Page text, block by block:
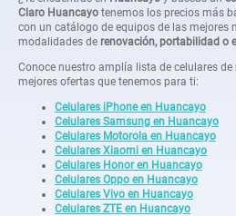
Claro Huancayo tenemos los precios más
con un catálogo de equipos de las mejores
modalidades de renovación, portabilidad o
Conoce nuestro amplía lista de celulares
mejores ofertas que tenemos para ti:
Celulares iPhone en Huancayo
Celulares Samsung en Huancayo
Celulares Motorola en Huancayo
Celulares Xiaomi en Huancayo
Celulares Honor en Huancayo
Celulares Oppo en Huancayo
Celulares Vivo en Huancayo
Celulares ZTE en Huancayo